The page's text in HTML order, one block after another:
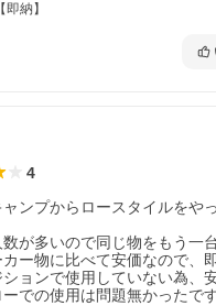
納】
4
ンプからロースタイルをや
が多いので同じ物をもう一
ー物に比べて安価なので、
ョンで使用していない為、
での使用は問題無かったです